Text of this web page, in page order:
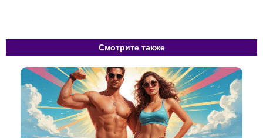
Смотрите также